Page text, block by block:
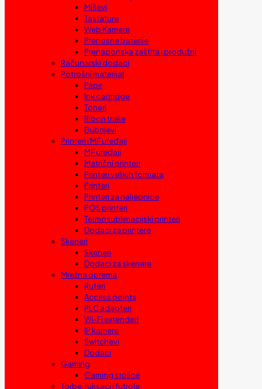
Miševi
Tastature
Web Kamere
Prenosne baterije
Prenaponska zaštita i produžni
Računarski dodaci
Potrošni materijal
Papir
Ink cartridge
Toneri
Ribon trake
Bubnjevi
Printeri i MF uređaji
MF uređaji
Matrični printeri
Printeri velikih formata
Printeri
Printeri za naljepnice
POS printeri
Termosublimacijski printeri
Dodaci za printere
Skeneri
Skeneri
Dodaci za skenere
Mrežna oprema
Ruteri
Access points
PLC adapteri
Wi-Fi extenderi
IP kamere
Switchevi
Dodaci
Gaming
Gaming stolice
Torbe, ruksaci i futrole